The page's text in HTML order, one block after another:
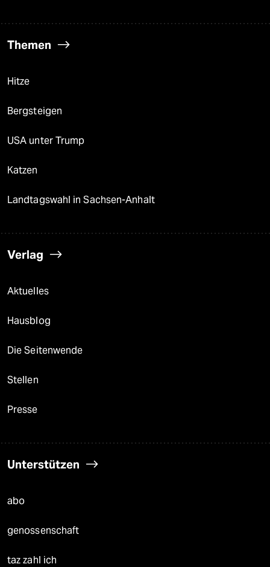
Themen
Hitze
Bergsteigen
USA unter Trump
Katzen
Landtagswahl in Sachsen-Anhalt
Verlag
Aktuelles
Hausblog
Die Seitenwende
Stellen
Presse
Unterstützen
abo
genossenschaft
taz zahl ich